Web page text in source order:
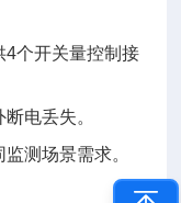
4个开关量控制接
断电丢失。
监测场景需求。